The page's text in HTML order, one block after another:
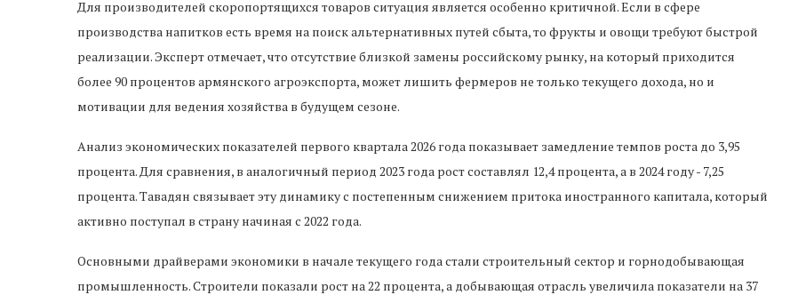
Для производителей скоропортящихся товаров ситуация является особенно критичной. Если в сфере
производства напитков есть время на поиск альтернативных путей сбыта, то фрукты и овощи требуют быстрой
реализации. Эксперт отмечает, что отсутствие близкой замены российскому рынку, на который приходится
более 90 процентов армянского агроэкспорта, может лишить фермеров не только текущего дохода, но и
мотивации для ведения хозяйства в будущем сезоне.
Анализ экономических показателей первого квартала 2026 года показывает замедление темпов роста до 3,95
процента. Для сравнения, в аналогичный период 2023 года рост составлял 12,4 процента, а в 2024 году - 7,25
процента. Тавадян связывает эту динамику с постепенным снижением притока иностранного капитала, который
активно поступал в страну начиная с 2022 года.
Основными драйверами экономики в начале текущего года стали строительный сектор и горнодобывающая
промышленность. Строители показали рост на 22 процента, а добывающая отрасль увеличила показатели на 37